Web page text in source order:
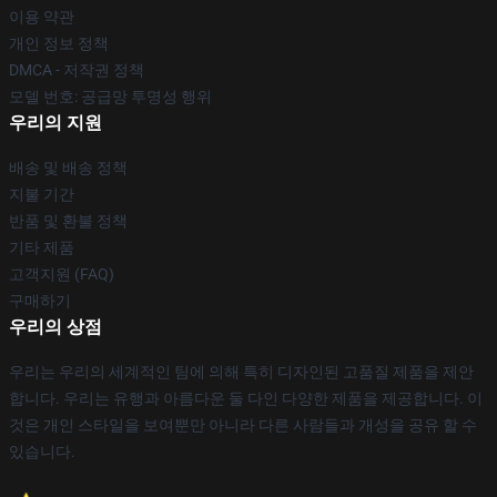
이용 약관
개인 정보 정책
DMCA - 저작권 정책
모델 번호: 공급망 투명성 행위
우리의 지원
배송 및 배송 정책
지불 기간
반품 및 환불 정책
기타 제품
고객지원 (FAQ)
구매하기
우리의 상점
우리는 우리의 세계적인 팀에 의해 특히 디자인된 고품질 제품을 제안
합니다. 우리는 유행과 아름다운 둘 다인 다양한 제품을 제공합니다. 이
것은 개인 스타일을 보여뿐만 아니라 다른 사람들과 개성을 공유 할 수
있습니다.